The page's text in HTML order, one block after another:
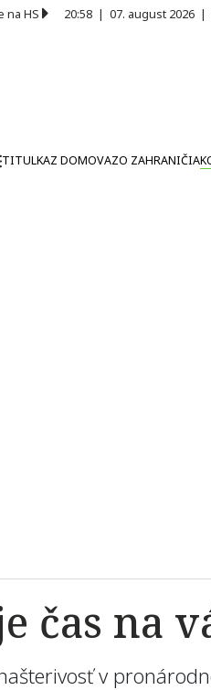
na HS 20:58 | 07. august 2026 |
TITULKAZ DOMOVAZO ZAHRANIČIA
čas na
v